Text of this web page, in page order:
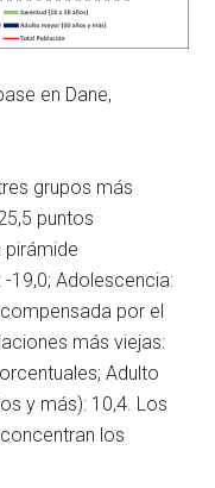
en Dane,
grupos más
puntos
pirámide
19,0; Adolescencia:
por el
más viejas:
Adulto
y más): 10,4. Los
los